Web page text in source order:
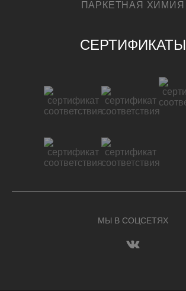
ПАРКЕТНАЯ ХИМИЯ
СЕРТИФИКАТЫ
МЫ В СОЦСЕТЯХ